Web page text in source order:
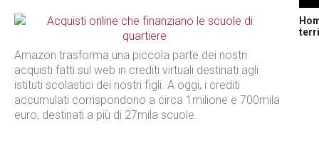
Amazon trasforma una piccola parte dei nostri
acquisti fatti sul web in crediti virtuali destinati agli
istituti scolastici dei nostri figli. A oggi, i crediti
accumulati corrispondono a circa 1milione e 700mila
euro, destinati a più di 27mila scuole.